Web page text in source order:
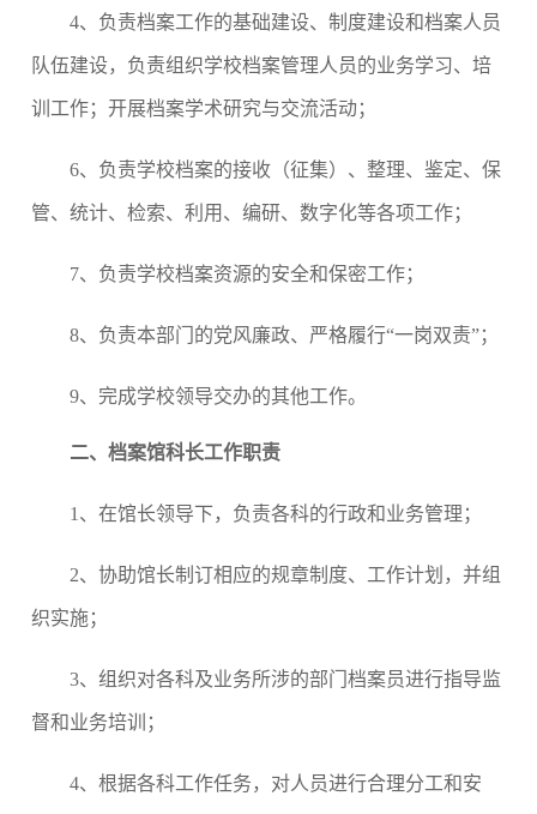
4、负责档案工作的基础建设、制度建设和档案人员
队伍建设，负责组织学校档案管理人员的业务学习、培
训工作；开展档案学术研究与交流活动；
6、负责学校档案的接收（征集）、整理、鉴定、保
管、统计、检索、利用、编研、数字化等各项工作；
7、负责学校档案资源的安全和保密工作；
8、负责本部门的党风廉政、严格履行“一岗双责”；
9、完成学校领导交办的其他工作。
二、档案馆科长工作职责
1 、在馆长领导下，负责各科的行政和业务管理；
2、协助馆长制订相应的规章制度、工作计划，并组
织实施；
3、组织对各科及业务所涉的部门档案员进行指导监
督和业务培训；
4、根据各科工作任务，对人员进行合理分工和安